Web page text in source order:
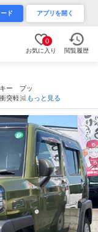
ド アプリを開く
0
お気に入り 閲覧履歴
ー プッ
突軽減ブ
ングスト
もっと見る